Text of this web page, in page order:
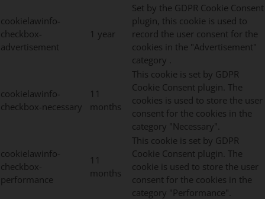
cookielawinfo-
checkbox-
advertisement
1 year
Set by the GDPR Cookie Consent
plugin, this cookie is used to
record the user consent for the
cookies in the "Advertisement"
category .
cookielawinfo-
checkbox-necessary
11
months
This cookie is set by GDPR
Cookie Consent plugin. The
cookies is used to store the user
consent for the cookies in the
category "Necessary".
cookielawinfo-
checkbox-
performance
11
months
This cookie is set by GDPR
Cookie Consent plugin. The
cookie is used to store the user
consent for the cookies in the
category "Performance".